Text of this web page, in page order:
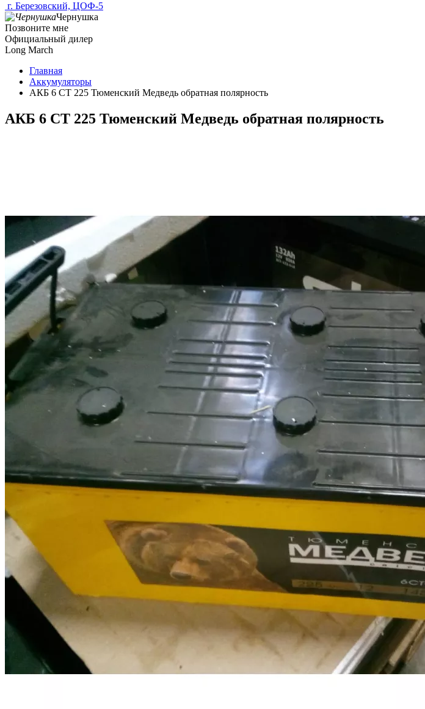
г. Березовский, ЦОФ-5
Чернушка
Позвоните мне
Официальный дилер
Long March
Главная
Аккумуляторы
АКБ 6 СТ 225 Тюменский Медведь обратная полярность
АКБ 6 СТ 225 Тюменский Медведь обратная полярность